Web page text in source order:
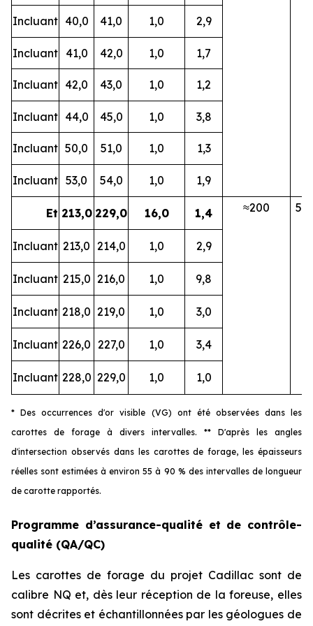
Incluant 40,0 41,0 1,0 2,9
Incluant 41,0 42,0 1,0 1,7
Incluant 42,0 43,0 1,0 1,2
Incluant 44,0 45,0 1,0 3,8
Incluant 50,0 51,0 1,0 1,3
Incluant 53,0 54,0 1,0 1,9
Et 213,0 229,0 16,0 1,4 ≈200
Incluant 213,0 214,0 1,0 2,9
Incluant 215,0 216,0 1,0 9,8
Incluant 218,0 219,0 1,0 3,0
Incluant 226,0 227,0 1,0 3,4
Incluant 228,0 229,0 1,0 1,0
* Des occurrences d'or visible (VG) ont été observées dans les
carottes de forage à divers intervalles. ** D'après les angles
d'intersection observés dans les carottes de forage, les épaisseurs
réelles sont estimées à environ 55 à 90 % des intervalles de longueur
de carotte rapportés.
Programme d’assurance-qualité et de contrôle-
qualité (QA/QC)
Les carottes de forage du projet Cadillac sont de
calibre NQ et, dès leur réception de la foreuse, elles
sont décrites et échantillonnées par les géologues de